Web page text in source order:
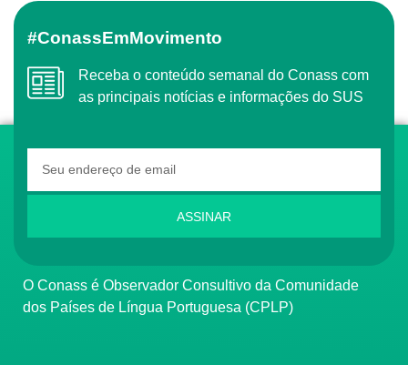
#ConassEmMovimento
Receba o conteúdo semanal do Conass com
as principais notícias e informações do SUS
ASSINAR
O Conass é Observador Consultivo da Comunidade
dos Países de Língua Portuguesa (CPLP)